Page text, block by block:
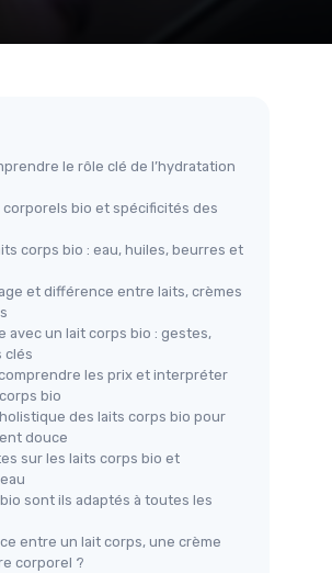
le rôle clé de l’hydratation
corporels bio et spécificités des
corps bio : eau, huiles, beurres et
et différence entre laits, crèmes
avec un lait corps bio : gestes,
clés
les prix et interpréter
bio
des laits corps bio pour
douce
sur les laits corps bio et
sont ils adaptés à toutes les
entre un lait corps, une crème
corporel ?